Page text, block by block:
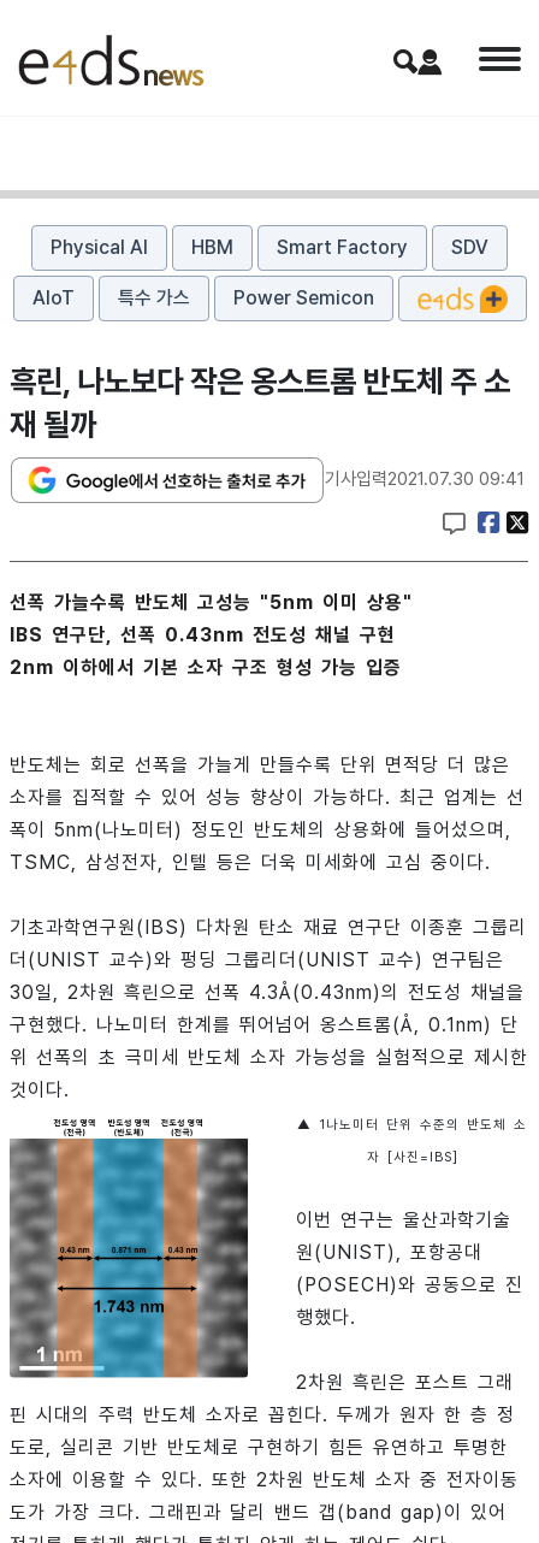
Physical AI HBM Smart Factory SDV
AIoT 특수 가스 Power Semicon
흑린, 나노보다 작은 옹스트롬 반도체 주 소
재 될까
기사입력2021.07.30 09:41
선폭 가늘수록 반도체 고성능 "5nm 이미 상용"
IBS 연구단, 선폭 0.43nm 전도성 채널 구현
2nm 이하에서 기본 소자 구조 형성 가능 입증
반도체는 회로 선폭을 가늘게 만들수록 단위 면적당 더 많은
소자를 집적할 수 있어 성능 향상이 가능하다. 최근 업계는 선
폭이 5nm(나노미터) 정도인 반도체의 상용화에 들어섰으며,
TSMC, 삼성전자, 인텔 등은 더욱 미세화에 고심 중이다.
기초과학연구원(IBS) 다차원 탄소 재료 연구단 이종훈 그룹리
더(UNIST 교수)와 펑딩 그룹리더(UNIST 교수) 연구팀은
30일, 2차원 흑린으로 선폭 4.3Å(0.43nm)의 전도성 채널을
구현했다. 나노미터 한계를 뛰어넘어 옹스트롬(Å, 0.1nm) 단
위 선폭의 초 극미세 반도체 소자 가능성을 실험적으로 제시한
것이다.
▲ 1나노미터 단위 수준의 반도체 소
자 [사진=IBS]
이번 연구는 울산과학기술
원(UNIST), 포항공대
(POSECH)와 공동으로 진
행했다.
2차원 흑린은 포스트 그래
핀 시대의 주력 반도체 소자로 꼽힌다. 두께가 원자 한 층 정
도로, 실리콘 기반 반도체로 구현하기 힘든 유연하고 투명한
소자에 이용할 수 있다. 또한 2차원 반도체 소자 중 전자이동
도가 가장 크다. 그래핀과 달리 밴드 갭(band gap)이 있어